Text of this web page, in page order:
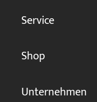
Service
Shop
Unternehmen